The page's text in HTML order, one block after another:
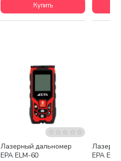
Купить
Лазерный дальномер
EPA ELM-60
EPA